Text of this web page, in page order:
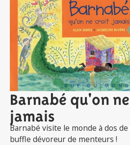
Barnabé qu'on
jamais
Barnabé visite le monde à dos de
buffle dévoreur de menteurs !